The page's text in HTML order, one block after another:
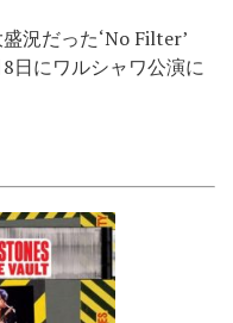
況だった‘No Filter’
日にワルシャワ公演に